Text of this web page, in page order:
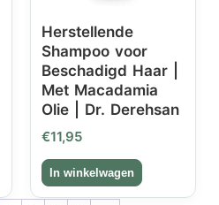
Herstellende
Shampoo voor
Beschadigd Haar |
Met Macadamia
Olie | Dr. Derehsan
€11,95